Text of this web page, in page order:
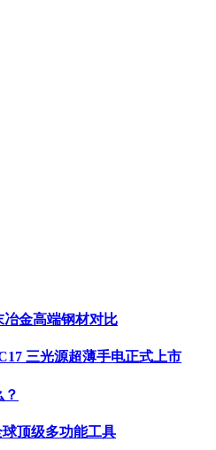
金高端钢材对比
三光源超薄手电正式上市
顶级多功能工具